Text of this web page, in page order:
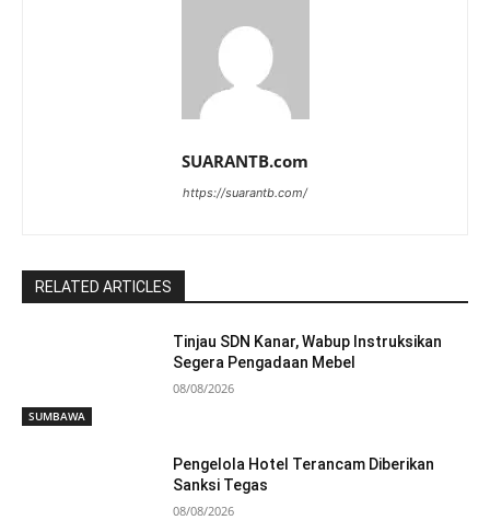
SUARANTB.com
https://suarantb.com/
RELATED ARTICLES
SUMBAWA
Tinjau SDN Kanar, Wabup Instruksikan
Segera Pengadaan Mebel
08/08/2026
Pengelola Hotel Terancam Diberikan
Sanksi Tegas
08/08/2026